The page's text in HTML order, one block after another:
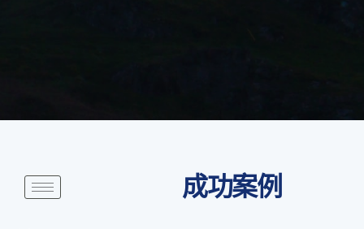
成功案例